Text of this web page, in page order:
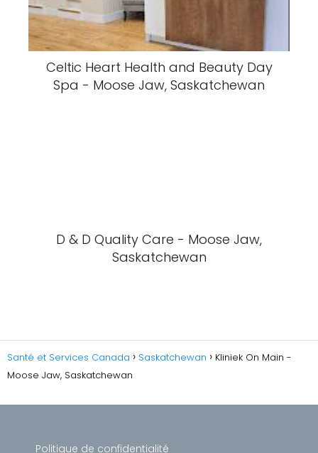
Celtic Heart Health and Beauty Day
Spa - Moose Jaw, Saskatchewan
D & D Quality Care - Moose Jaw,
Saskatchewan
Santé et Services Canada Saskatchewan
Kliniek On Main -
Moose Jaw, Saskatchewan
Politique de confidentialité